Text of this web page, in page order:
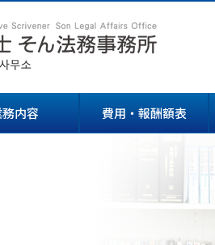
内容 費用・報酬額表